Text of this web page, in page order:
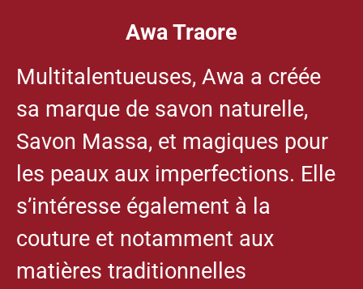
Awa Traore
Multitalentueuses, Awa a créée
sa marque de savon naturelle,
Savon Massa, et magiques pour
les peaux aux imperfections. Elle
s’intéresse également à la
couture et notamment aux
matières traditionnelles